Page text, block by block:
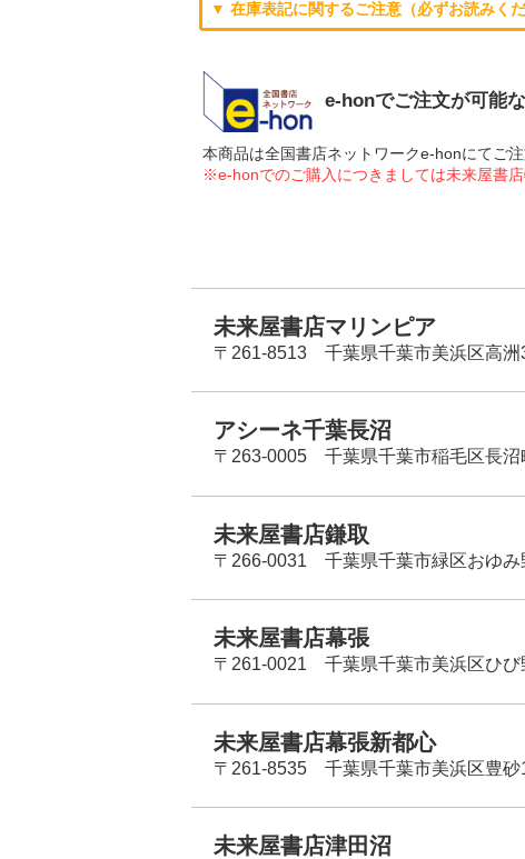
▼ 在庫表記に関するご注意（必ずお読みくだ
e-honでご注文が可能
本商品は全国書店ネットワークe-honにてご
※e-honでのご購入につきましては未来屋書
未来屋書店マリンピア
〒261-8513 千葉県千葉市美浜区高洲
アシーネ千葉長沼
〒263-0005 千葉県千葉市稲毛区長沼
未来屋書店鎌取
〒266-0031 千葉県千葉市緑区おゆみ
未来屋書店幕張
〒261-0021 千葉県千葉市美浜区ひ
未来屋書店幕張新都心
〒261-8535 千葉県千葉市美浜区豊
未来屋書店津田沼